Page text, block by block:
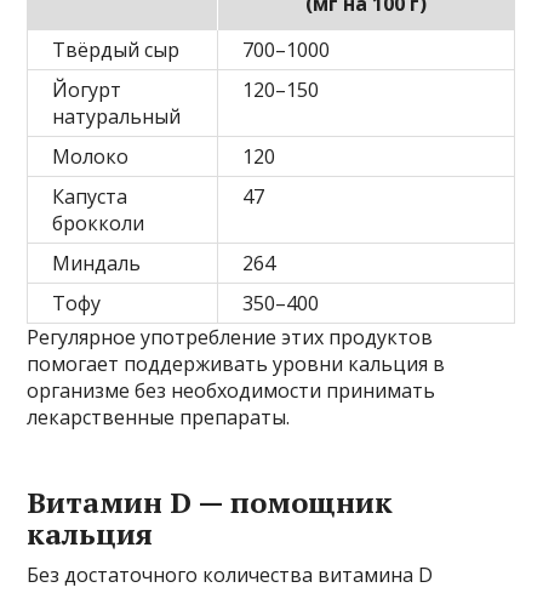
Твёрдый сыр
700–1000
Йогурт
натуральный
120–150
Молоко
120
Капуста
брокколи
47
Миндаль
264
Тофу
350–400
Регулярное употребление этих продуктов
помогает поддерживать уровни кальция в
организме без необходимости принимать
лекарственные препараты.
Витамин D — помощник
кальция
Без достаточного количества витамина D